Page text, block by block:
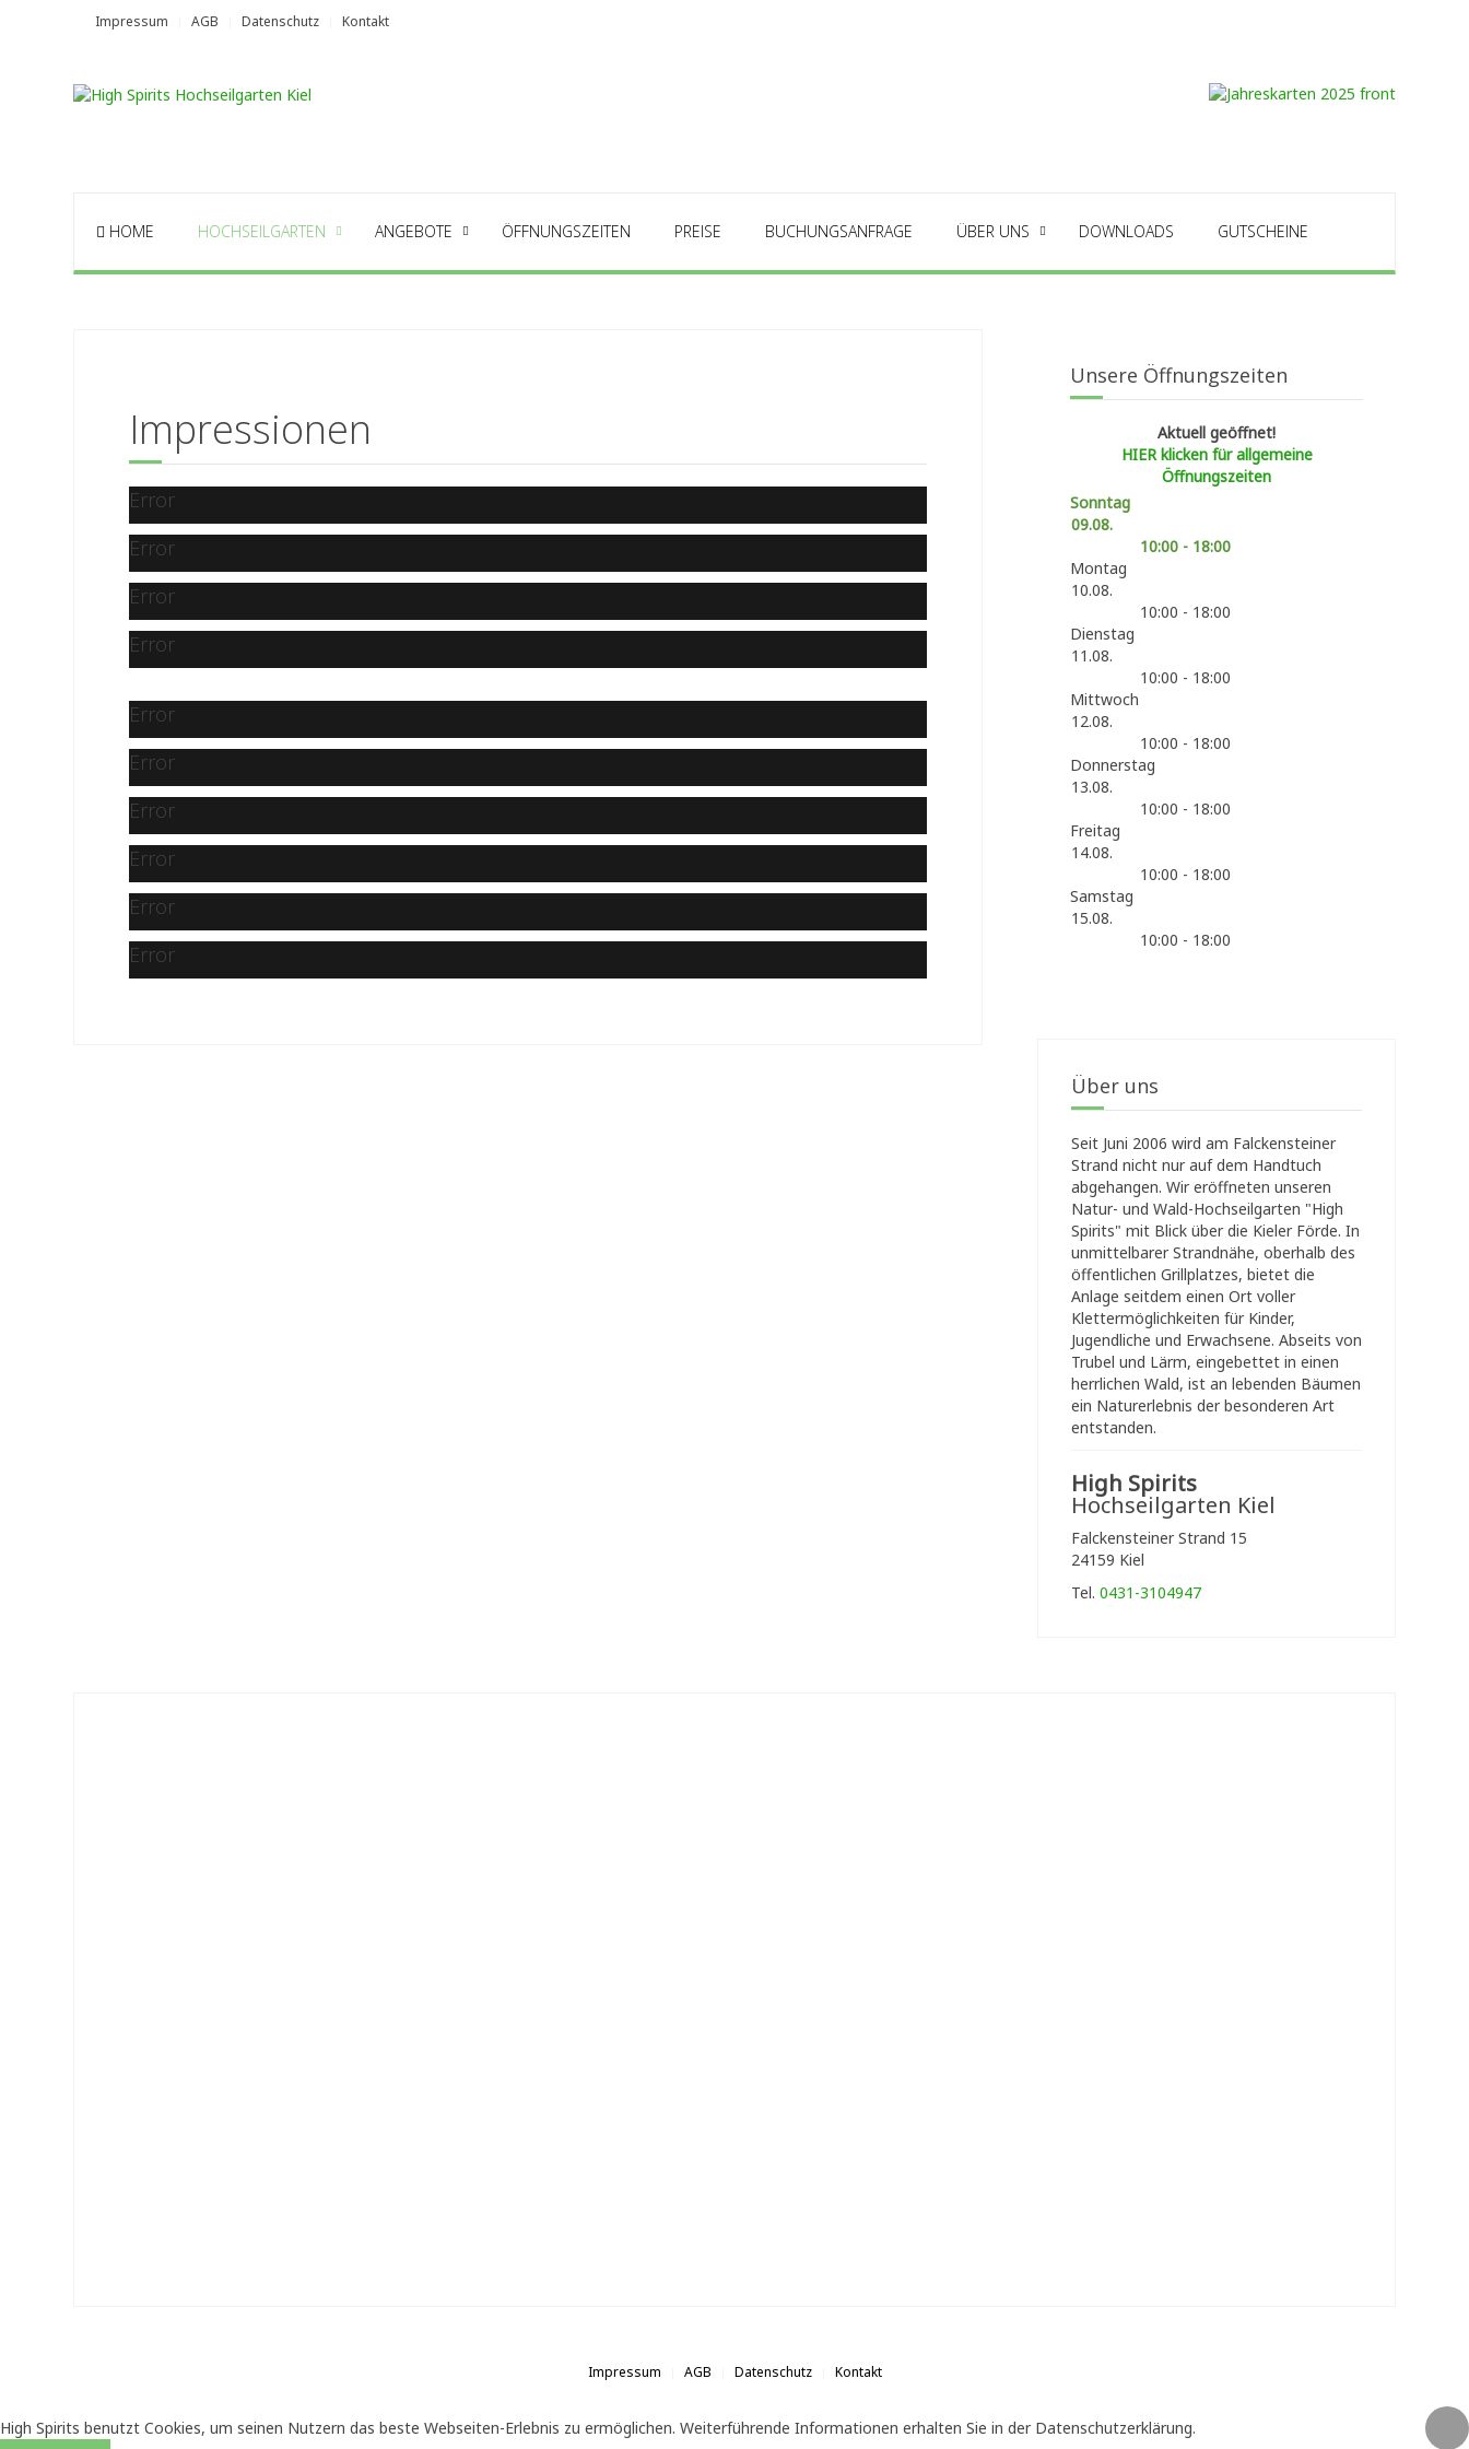
Impressum AGB Datenschutz Kontakt
HOME HOCHSEILGARTEN ANGEBOTE ÖFFNUNGSZEITEN PREISE BUCHUNGSANFRAGE ÜBER UNS DOWNLOADS GUTSCHEINE
Impressionen
Error
Error
Error
Error
Error
Error
Error
Error
Error
Error
Unsere Öffnungszeiten
Aktuell geöffnet!
HIER klicken für allgemeine
Öffnungszeiten
Sonntag
09.08.
10:00 - 18:00
Montag
10.08.
10:00 - 18:00
Dienstag
11.08.
10:00 - 18:00
Mittwoch
12.08.
10:00 - 18:00
Donnerstag
13.08.
10:00 - 18:00
Freitag
14.08.
10:00 - 18:00
Samstag
15.08.
10:00 - 18:00
Über uns
Seit Juni 2006 wird am Falckensteiner
Strand nicht nur auf dem Handtuch
abgehangen. Wir eröffneten unseren
Natur- und Wald-Hochseilgarten "High
Spirits" mit Blick über die Kieler Förde. In
unmittelbarer Strandnähe, oberhalb des
öffentlichen Grillplatzes, bietet die
Anlage seitdem einen Ort voller
Klettermöglichkeiten für Kinder,
Jugendliche und Erwachsene. Abseits von
Trubel und Lärm, eingebettet in einen
herrlichen Wald, ist an lebenden Bäumen
ein Naturerlebnis der besonderen Art
entstanden.
High Spirits
Hochseilgarten Kiel
Falckensteiner Strand 15
24159 Kiel
Tel. 0431-3104947
Impressum AGB Datenschutz Kontakt
High Spirits benutzt Cookies, um seinen Nutzern das beste Webseiten-Erlebnis zu ermöglichen. Weiterführende Informationen erhalten Sie in der Datenschutzerklärung.